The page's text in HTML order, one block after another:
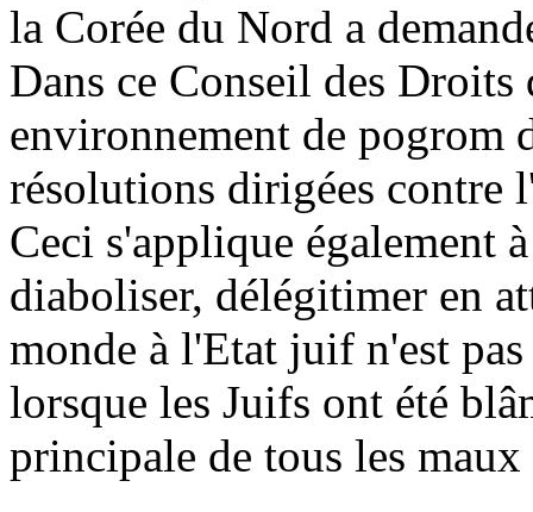
la Corée du Nord a
Dans ce Conseil des
environnement de pogrom
résolutions dirigées contre
Ceci s'applique également
diaboliser, délégitimer en
monde à l'Etat juif n'est
lorsque les Juifs ont été
principale de tous les